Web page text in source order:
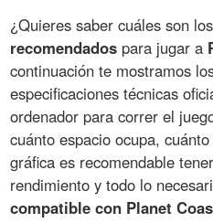
¿Quieres saber cuáles son los
recomendados para jugar a
continuación te mostramos
especificaciones técnicas
ordenador para correr el
cuánto espacio ocupa,
gráfica es recomendable
rendimiento y todo lo
compatible con Planet